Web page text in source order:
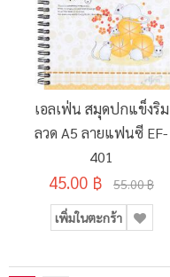
เอลเฟ่น สมุดปกแข็งริม
ลวด A5 ลายแฟนซี EF-
401
45.00 ฿ 55.00 ฿
เพิ่มในตะกร้า